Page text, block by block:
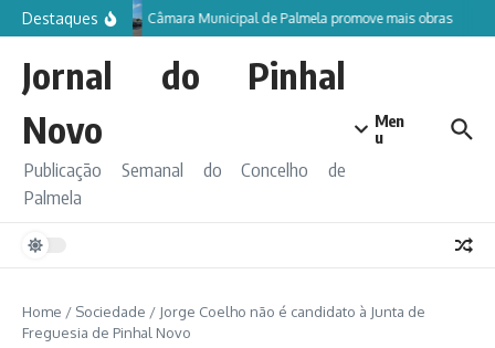
Ir para o conteúdo
Destaques Câmara Municipal de Palmela promove mais obras
Jornal do Pinhal
Novo
Publicação Semanal do Concelho de
Palmela
Men
u
Home / Sociedade / Jorge Coelho não é candidato à Junta de
Freguesia de Pinhal Novo